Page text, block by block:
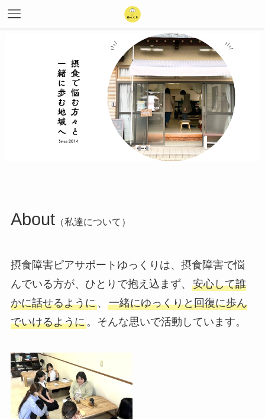
About（私達について）
摂食障害ピアサポートゆっくりは、摂食障害で悩
んでいる方が、ひとりで抱え込まず、 安心して誰
かに話せるように、 一緒にゆっくりと回復に歩ん
でいけるように。そんな思いで活動しています。